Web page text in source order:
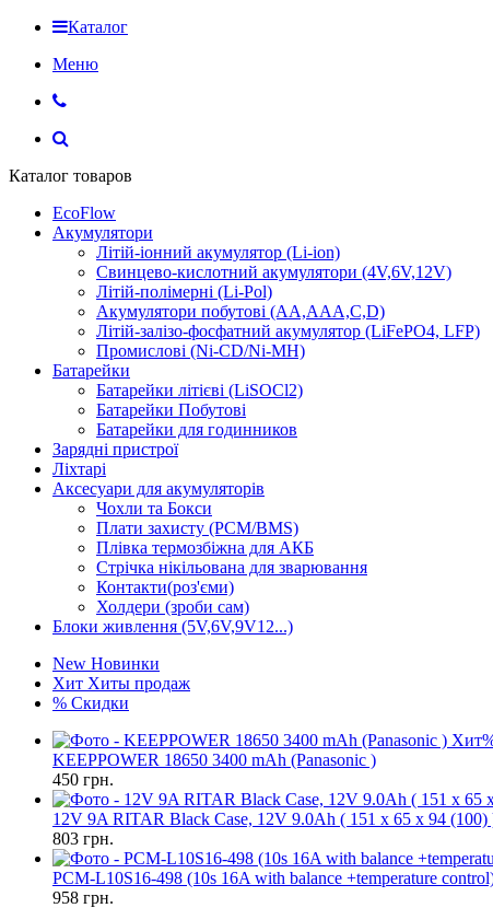
Каталог
Меню
Каталог товаров
EcoFlow
Акумулятори
Літій-іонний акумулятор (Li-ion)
Свинцево-кислотний акумулятори (4V,6V,12V)
Літій-полімерні (Li-Pol)
Акумулятори побутові (AA,AAA,C,D)
Літій-залізо-фосфатний акумулятор (LiFePO4, LFP)
Промислові (Ni-CD/Ni-MH)
Батарейки
Батарейки літієві (LiSOCl2)
Батарейки Побутові
Батарейки для годинников
Зарядні пристрої
Ліхтарі
Аксесуари для акумуляторів
Чохли та Бокси
Плати захисту (PCM/BMS)
Плівка термозбіжна для АКБ
Стрічка нікільована для зварювання
Контакти(роз'єми)
Холдери (зроби сам)
Блоки живлення (5V,6V,9V12...)
New Новинки
Хит Хиты продаж
% Скидки
Хит
KEEPPOWER 18650 3400 mAh (Panasonic )
450 грн.
12V 9A RITAR Black Case, 12V 9.0Ah ( 151 х 65 х 94 (100)
803 грн.
PCM-L10S16-498 (10s 16A with balance +temperature
958 грн.